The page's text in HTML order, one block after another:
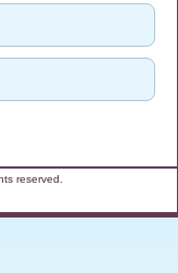
reserved.